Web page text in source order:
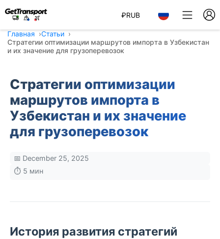
₽RUB
Главная
Статьи
Стратегии оптимизации маршрутов импорта в Узбекистан
и их значение для грузоперевозок
Стратегии оптимизации
маршрутов импорта в
Узбекистан и их значение
для грузоперевозок
📅 December 25, 2025
⏱️ 5 мин
История развития стратегий